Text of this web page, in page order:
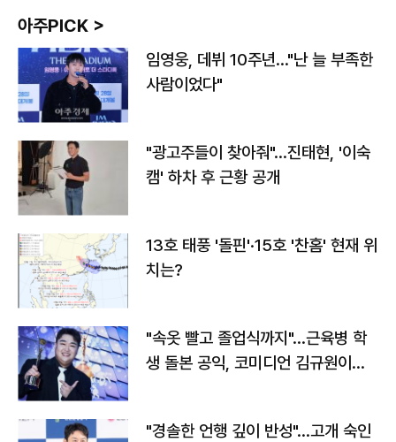
아주PICK >
임영웅, 데뷔 10주년…"난 늘 부족한
사람이었다"
"광고주들이 찾아줘"…진태현, '이숙
캠' 하차 후 근황 공개
13호 태풍 '돌핀'·15호 '찬홈' 현재 위
치는?
"속옷 빨고 졸업식까지"…근육병 학
생 돌본 공익, 코미디언 김규원이었
"경솔한 언행 깊이 반성"…고개 숙인